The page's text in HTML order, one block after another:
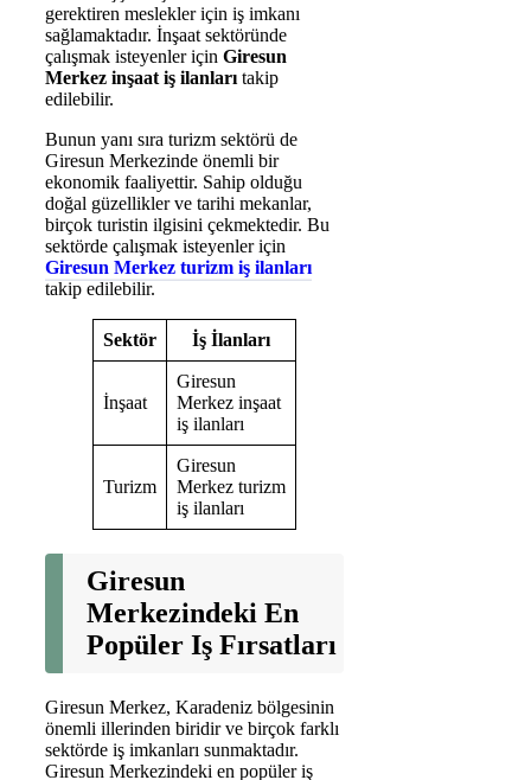
gerektiren meslekler için iş imkanı
sağlamaktadır. İnşaat sektöründe
çalışmak isteyenler için Giresun
Merkez inşaat iş ilanları takip
edilebilir.
Bunun yanı sıra turizm sektörü de
Giresun Merkezinde önemli bir
ekonomik faaliyettir. Sahip olduğu
doğal güzellikler ve tarihi mekanlar,
birçok turistin ilgisini çekmektedir. Bu
sektörde çalışmak isteyenler için
Giresun Merkez turizm iş ilanları
takip edilebilir.
Sektör İş İlanları
İnşaat
Giresun
Merkez inşaat
iş ilanları
Turizm
Giresun
Merkez turizm
iş ilanları
Giresun
Merkezindeki En
Popüler Iş Fırsatları
Giresun Merkez, Karadeniz bölgesinin
önemli illerinden biridir ve birçok farklı
sektörde iş imkanları sunmaktadır.
Giresun Merkezindeki en popüler iş